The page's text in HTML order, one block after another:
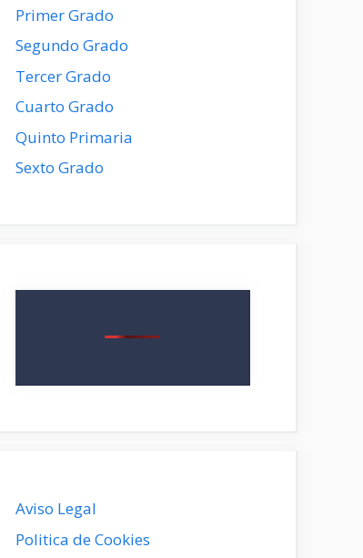
Primer Grado
Segundo Grado
Tercer Grado
Cuarto Grado
Quinto Primaria
Sexto Grado
Aviso Legal
Politica de Cookies